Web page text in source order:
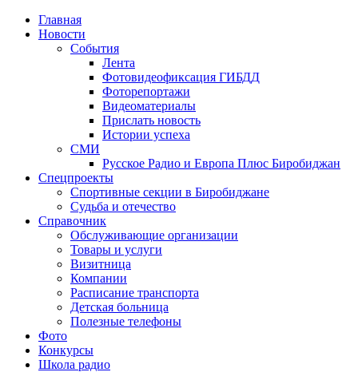
Главная
Новости
События
Лента
Фотовидеофиксация ГИБДД
Фоторепортажи
Видеоматериалы
Прислать новость
Истории успеха
СМИ
Русское Радио и Европа Плюс Биробиджан
Спецпроекты
Спортивные секции в Биробиджане
Судьба и отечество
Справочник
Обслуживающие организации
Товары и услуги
Визитница
Компании
Расписание транспорта
Детская больница
Полезные телефоны
Фото
Конкурсы
Школа радио